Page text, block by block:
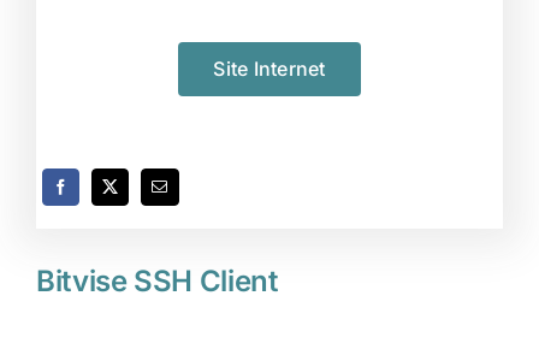
Site Internet
Bitvise SSH Client